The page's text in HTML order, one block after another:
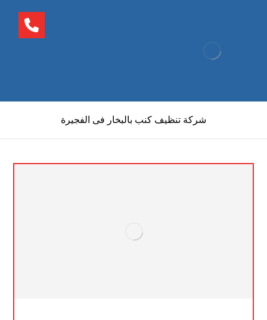
شركة تنظيف كنب بالبخار فى الفجيرة